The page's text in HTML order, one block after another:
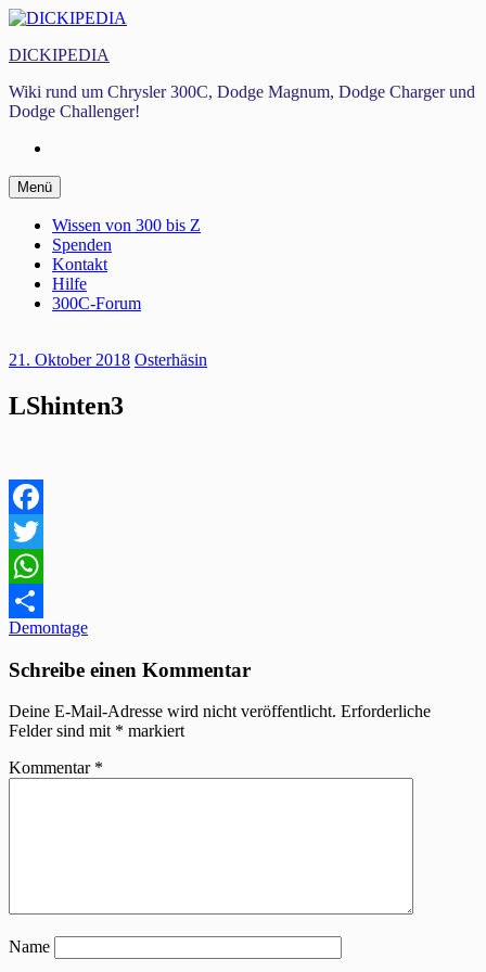
Zum
springen
DICKIPEDIA
Wiki rund um Chrysler 300C, Dodge Magnum, Dodge Charger und
Dodge Challenger!
Menü Zum
Inhalt
springen
Wissen von 300 bis Z
Spenden
Kontakt
Hilfe
300C-Forum
21. Oktober 2018 Osterhäsin
LShinten3
Facebook
Twitter
WhatsApp
Teilen
Beitragsnavigation
Demontage
Schreibe einen Kommentar
Deine E-Mail-Adresse wird nicht veröffentlicht. Erforderliche
Felder sind mit * markiert
Kommentar *
Name